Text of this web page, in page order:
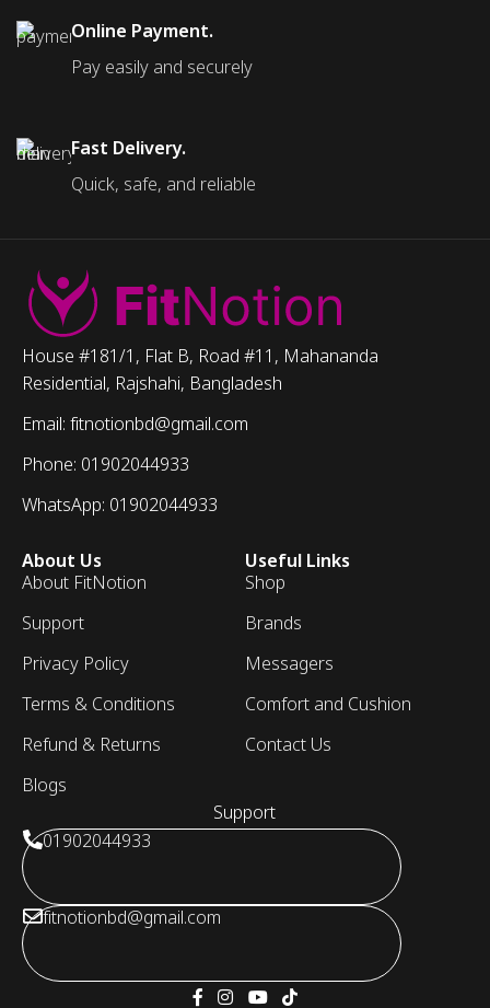
Online Payment.
Pay easily and securely
Fast Delivery.
Quick, safe, and reliable
House #181/1, Flat B, Road #11, Mahananda
Residential, Rajshahi, Bangladesh
Email: fitnotionbd@gmail.com
Phone: 01902044933
WhatsApp: 01902044933
About Us
About FitNotion
Support
Privacy Policy
Terms & Conditions
Refund & Returns
Blogs
Useful Links
Shop
Brands
Messagers
Comfort and Cushion
Contact Us
Support
01902044933
fitnotionbd@gmail.com